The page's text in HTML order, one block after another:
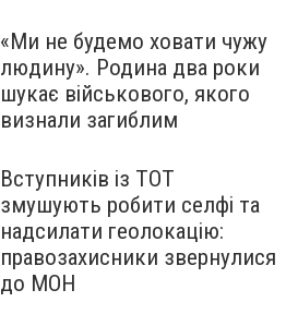
«Ми не будемо ховати чужу
людину». Родина два роки
шукає військового, якого
визнали загиблим
Вступників із ТОТ
змушують робити селфі та
надсилати геолокацію:
правозахисники звернулися
до МОН